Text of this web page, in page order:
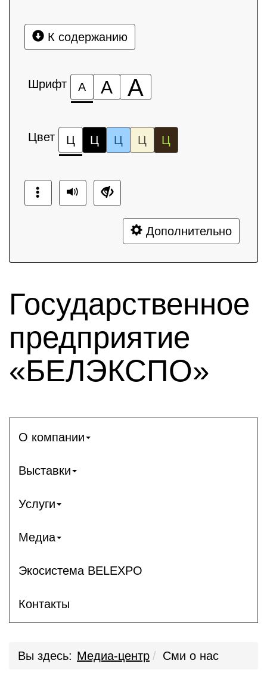
К содержанию
Шрифт А А А
Цвет Ц Ц Ц Ц Ц
Дополнительно
Государственное
предприятие
«БЕЛЭКСПО»
О компании
Выставки
Услуги
Медиа
Экосистема BELEXPO
Контакты
Вы здесь: Медиа-центр Сми о нас